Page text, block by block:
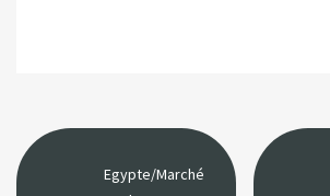
Egypte/Marché